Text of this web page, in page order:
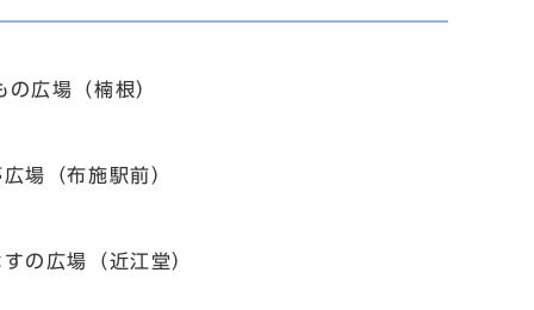
広場（楠根）
場（布施駅前）
の広場（近江堂）